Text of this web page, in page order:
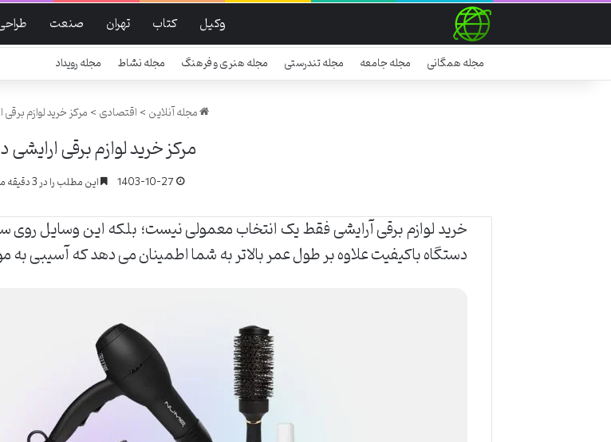
وکیل کتاب تهران صنعت
مجله همگانی مجله جامعه مجله تندرستی مجله هنری و فرهنگ مجله نشاط مجله رویداد
مجله آنلاین>اقتصادی>مرکز خرید لوازم برقی
مرکز خرید لوازم برقی ارایشی
1403-10-27 این مطلب را در 3 دقیقه می خوانید
خرید لوازم برقی آرایشی فقط یک انتخاب معمولی نیست؛ بلکه این وسایل
دستگاه باکیفیت علاوه بر طول عمر بالاتر به شما اطمینان می دهد که آسیبی به